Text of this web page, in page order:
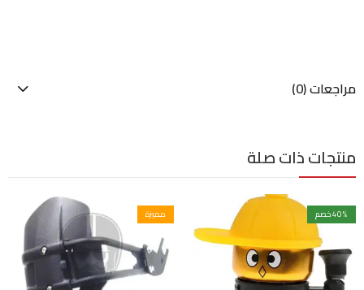
مراجعات (0)
منتجات ذات صلة
40% خصم مميزة